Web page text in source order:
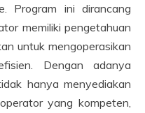
Program ini dirancang
memiliki pengetahuan
untuk mengoperasikan
Dengan adanya
hanya menyediakan
yang kompeten,